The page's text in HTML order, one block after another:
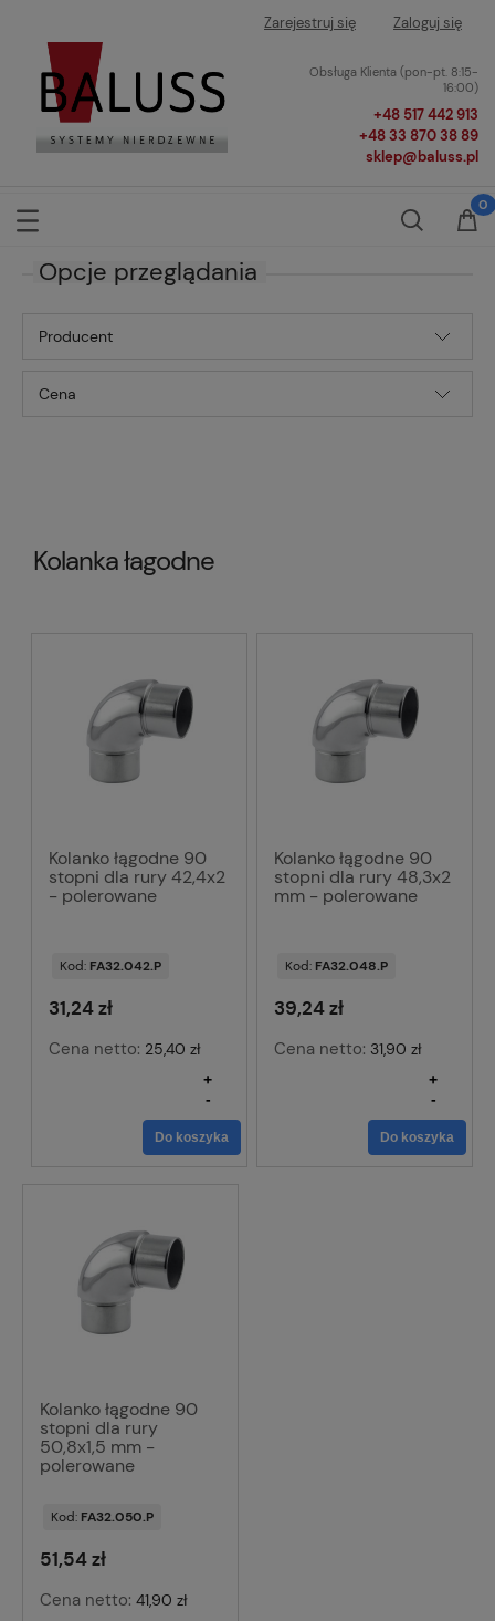
Zarejestruj się Zaloguj się
Obsługa Klienta (pon-pt. 8:15-
16:00)
+48 517 442 913
+48 33 870 38 89
sklep@baluss.pl
Opcje przeglądania
Producent
Cena
Kolanka łagodne
Kolanko łągodne 90
stopni dla rury 42,4x2
- polerowane
Kod: FA32.042.P
31,24 zł
Cena netto: 25,40 zł
-
+
Do koszyka
Kolanko łągodne 90
stopni dla rury 48,3x2
mm - polerowane
Kod: FA32.048.P
39,24 zł
Cena netto: 31,90 zł
-
+
Do koszyka
Kolanko łągodne 90
stopni dla rury
50,8x1,5 mm -
polerowane
Kod: FA32.050.P
51,54 zł
Cena netto: 41,90 zł